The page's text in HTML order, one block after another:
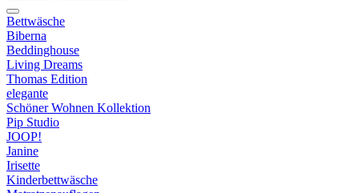
Bettwäsche
Biberna
Beddinghouse
Living Dreams
Thomas Edition
elegante
Schöner Wohnen Kollektion
Pip Studio
JOOP!
Janine
Irisette
Kinderbettwäsche